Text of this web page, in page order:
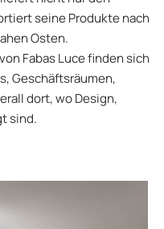
seine Produkte nach
Osten.
Fabas Luce finden sich
Geschäftsräumen,
dort, wo Design,
sind.